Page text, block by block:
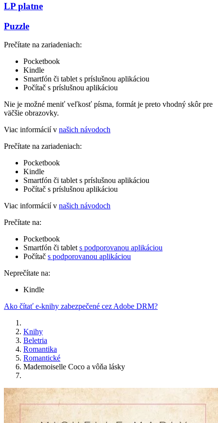
LP platne
Puzzle
Prečítate na zariadeniach:
Pocketbook
Kindle
Smartfón či tablet s príslušnou aplikáciou
Počítač s príslušnou aplikáciou
Nie je možné meniť veľkosť písma, formát je preto vhodný skôr pre
väčšie obrazovky.
Viac informácií v našich návodoch
Prečítate na zariadeniach:
Pocketbook
Kindle
Smartfón či tablet s príslušnou aplikáciou
Počítač s príslušnou aplikáciou
Viac informácií v našich návodoch
Prečítate na:
Pocketbook
Smartfón či tablet s podporovanou aplikáciou
Počítač s podporovanou aplikáciou
Neprečítate na:
Kindle
Ako čítať e-knihy zabezpečené cez Adobe DRM?
Knihy
Beletria
Romantika
Romantické
Mademoiselle Coco a vôňa lásky